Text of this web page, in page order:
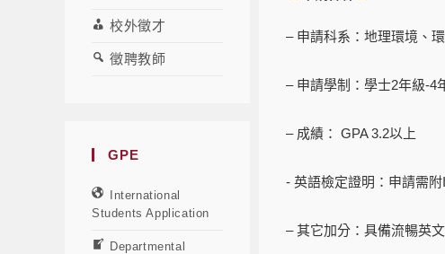
校外徵才
徵聘教師
GPE
International
Students Application
Departmental
– 申請科系：地理環境、
– 申請學制：學士2年級-4
– 成績： GPA 3.2以上
​​​​​​- 英語檢定證明：申請需
– 其它加分：具備流暢英